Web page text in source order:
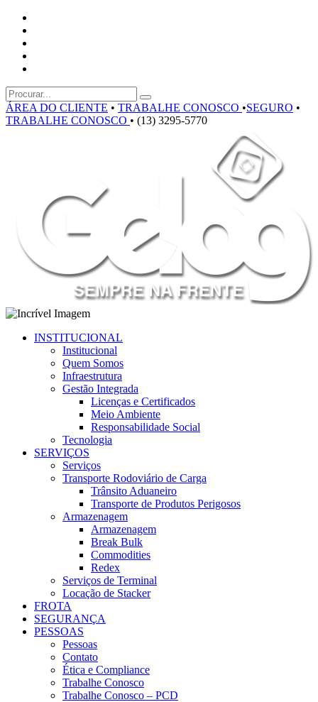
ÁREA DO CLIENTE • TRABALHE CONOSCO •SEGURO •
TRABALHE CONOSCO • (13) 3295-5770
INSTITUCIONAL
Institucional
Quem Somos
Infraestrutura
Gestão Integrada
Licenças e Certificados
Meio Ambiente
Responsabilidade Social
Tecnologia
SERVIÇOS
Serviços
Transporte Rodoviário de Carga
Trânsito Aduaneiro
Transporte de Produtos Perigosos
Armazenagem
Armazenagem
Break Bulk
Commodities
Redex
Serviços de Terminal
Locação de Stacker
FROTA
SEGURANÇA
PESSOAS
Pessoas
Contato
Ética e Compliance
Trabalhe Conosco
Trabalhe Conosco – PCD